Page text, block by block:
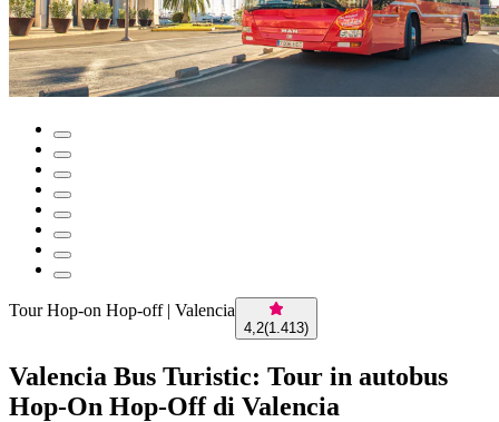
Tour Hop-on Hop-off | Valencia
4,2(1.413)
Valencia Bus Turistic: Tour in autobus
Hop-On Hop-Off di Valencia